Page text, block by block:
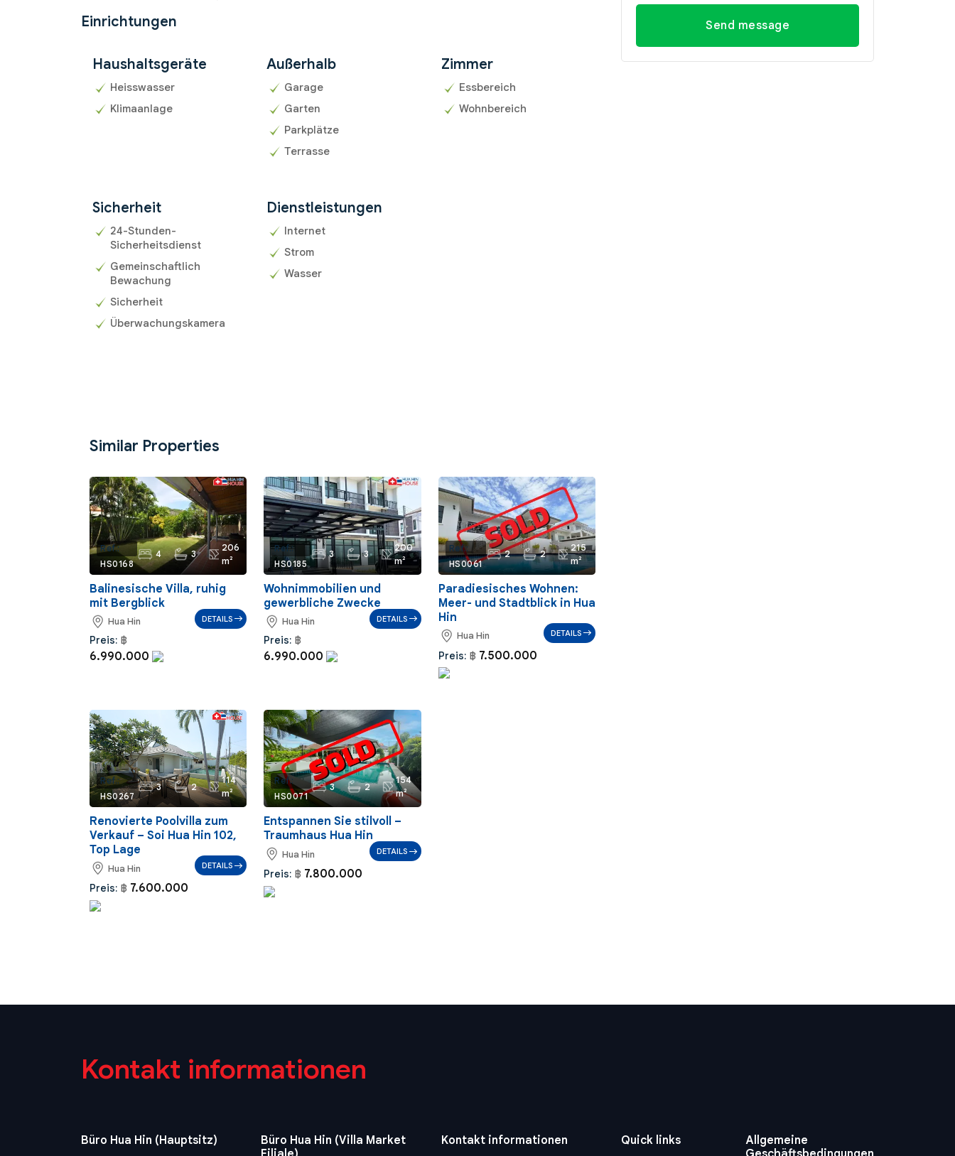
Einrichtungen
Haushaltsgeräte
Heisswasser
Klimaanlage
Außerhalb
Garage
Garten
Parkplätze
Terrasse
Zimmer
Essbereich
Wohnbereich
Sicherheit
24-Stunden-
Sicherheitsdienst
Gemeinschaftlich
Bewachung
Sicherheit
Überwachungskamera
Dienstleistungen
Internet
Strom
Wasser
Similar Properties
Ref.:
HS0168
4 3
206
m²
Balinesische Villa, ruhig
mit Bergblick
Hua Hin
Preis: ฿
6.990.000
DETAILS
Ref.:
HS0185
3 3
200
m²
Wohnimmobilien und
gewerbliche Zwecke
Hua Hin
Preis: ฿
6.990.000
DETAILS
Ref.:
HS0061
2 2
215
m²
Paradiesisches Wohnen:
Meer- und Stadtblick in Hua
Hin
Hua Hin
Preis:฿ 7.500.000
DETAILS
Ref.:
HS0267
3 2
114
m²
Renovierte Poolvilla zum
Verkauf – Soi Hua Hin 102,
Top Lage
Hua Hin
Preis: ฿ 7.600.000
DETAILS
Ref.:
HS0071
3 2
154
m²
Entspannen Sie stilvoll –
Traumhaus Hua Hin
Hua Hin
Preis: ฿ 7.800.000
DETAILS
Send message
Kontakt informationen
Büro Hua Hin (Hauptsitz)
Büro Hua Hin (Villa Market
Kontakt informationen Quick links
Allgemeine